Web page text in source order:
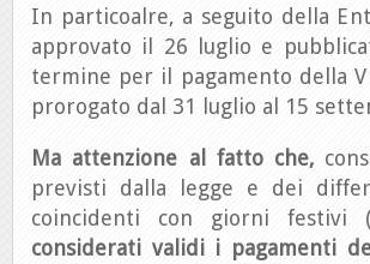
In particoalre, a seguito della
approvato il 26 luglio e
termine per il pagamento della
prorogato dal 31 luglio al 15
Ma attenzione al fatto che,
previsti dalla legge e dei
coincidenti con giorni
considerati validi i pagamenti